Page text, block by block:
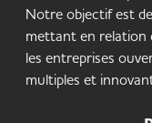
Notre objectif est
mettant en relation
les entreprises
multiples et